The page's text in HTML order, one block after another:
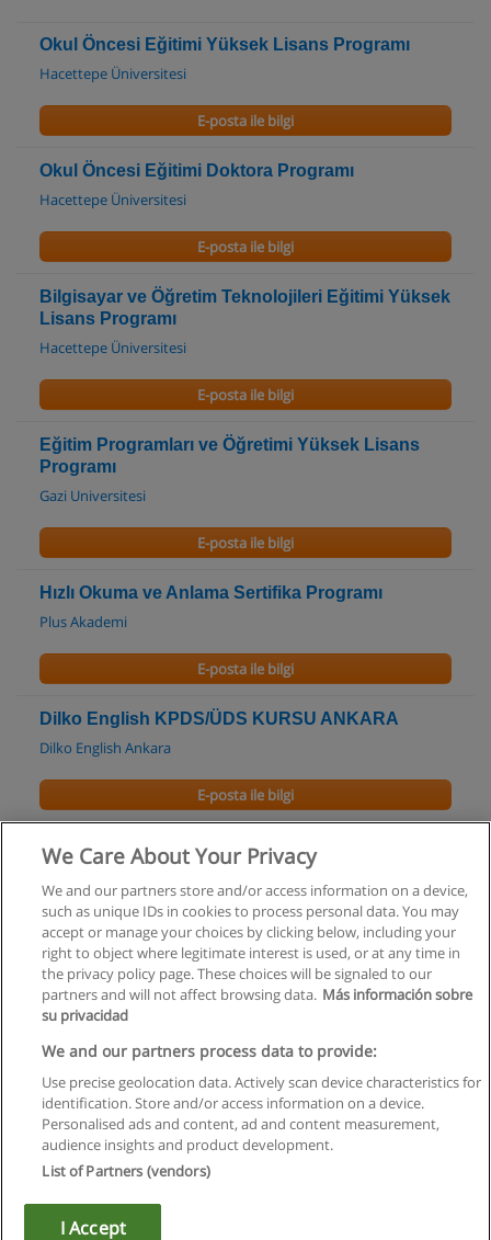
Okul Öncesi Eğitimi Yüksek Lisans Programı
Hacettepe Üniversitesi
E-posta ile bilgi
Okul Öncesi Eğitimi Doktora Programı
Hacettepe Üniversitesi
E-posta ile bilgi
Bilgisayar ve Öğretim Teknolojileri Eğitimi Yüksek
Lisans Programı
Hacettepe Üniversitesi
E-posta ile bilgi
Eğitim Programları ve Öğretimi Yüksek Lisans
Programı
Gazi Universitesi
E-posta ile bilgi
Hızlı Okuma ve Anlama Sertifika Programı
Plus Akademi
E-posta ile bilgi
Dilko English KPDS/ÜDS KURSU ANKARA
Dilko English Ankara
E-posta ile bilgi
Fen Bilgisi Öğretmenliği Yüksek Lisans Programı
E-posta ile bilgi
Kullanım koşulları
Gizlilik politikası
İletişim Educaedu
Copyright © Educaedu Business S.L. - CIF : B-95610580: -
We Care About Your Privacy
We and our partners store and/or access information on a device,
such as unique IDs in cookies to process personal data. You may
accept or manage your choices by clicking below, including your
right to object where legitimate interest is used, or at any time in
the privacy policy page. These choices will be signaled to our
partners and will not affect browsing data. Más información sobre
su privacidad
We and our partners process data to provide:
Use precise geolocation data. Actively scan device characteristics for
identification. Store and/or access information on a device.
Personalised ads and content, ad and content measurement,
audience insights and product development.
List of Partners (vendors)
I Accept